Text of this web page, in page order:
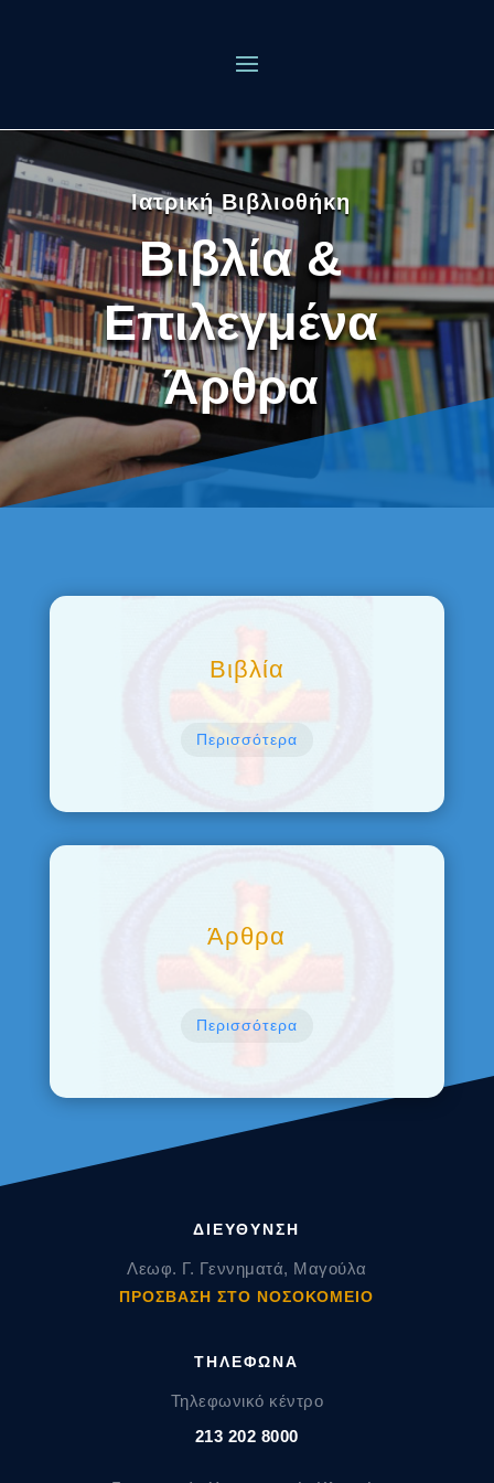
Ιατρική Βιβλιοθήκη
Βιβλία &
Επιλεγμένα
Άρθρα
Βιβλία
Περισσότερα
Άρθρα
Περισσότερα
ΔΙΕΥΘΥΝΣΗ
Λεωφ. Γ. Γεννηματά, Μαγούλα
ΠΡΟΣΒΑΣΗ ΣΤΟ ΝΟΣΟΚΟΜΕΙΟ
ΤΗΛΕΦΩΝΑ
Τηλεφωνικό κέντρο
213 202 8000